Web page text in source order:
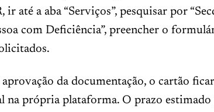
ir até a aba “Serviços”, pesquisar por
com Deficiência”, preencher o
aprovação da documentação, o cartão
própria plataforma. O prazo estimado